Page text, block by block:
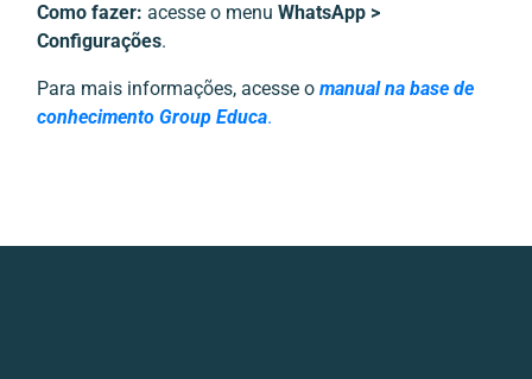
Como fazer: acesse o menu WhatsApp >
Configurações.
Para mais informações, acesse o manual na base de
conhecimento Group Educa.